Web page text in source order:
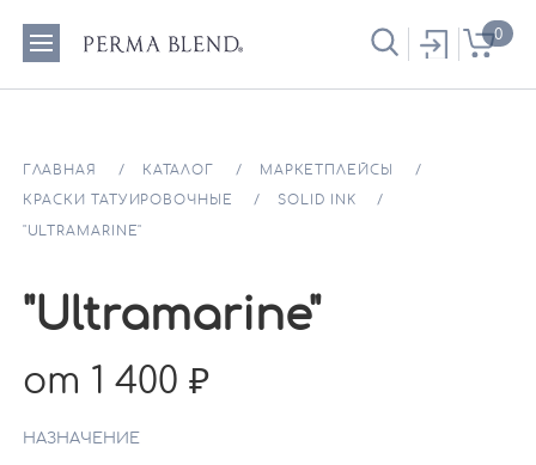
0
ГЛАВНАЯ КАТАЛОГ МАРКЕТПЛЕЙСЫ
КРАСКИ ТАТУИРОВОЧНЫЕ SOLID INK
"ULTRAMARINE"
"Ultramarine"
от 1 400
НАЗНАЧЕНИЕ